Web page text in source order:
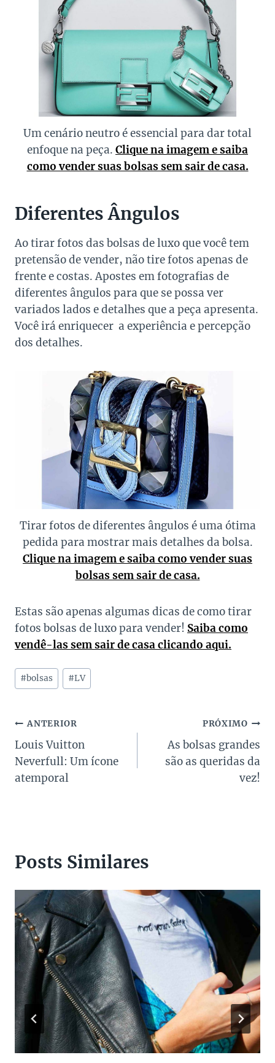
Um cenário neutro é essencial para dar total
enfoque na peça. Clique na imagem e saiba
como vender suas bolsas sem sair de casa.
Diferentes Ângulos
Ao tirar fotos das bolsas de luxo que você tem
pretensão de vender, não tire fotos apenas de
frente e costas. Apostes em fotografias de
diferentes ângulos para que se possa ver
variados lados e detalhes que a peça apresenta.
Você irá enriquecer a experiência e percepção
dos detalhes.
Tirar fotos de diferentes ângulos é uma ótima
pedida para mostrar mais detalhes da bolsa.
Clique na imagem e saiba como vender suas
bolsas sem sair de casa.
Estas são apenas algumas dicas de como tirar
fotos bolsas de luxo para vender! Saiba como
vendê-las sem sair de casa clicando aqui.
Tags
do
#bolsas #LV
Navegação
de
Post
ANTERIOR
Louis Vuitton
Neverfull: Um ícone
atemporal
PRÓXIMO
As bolsas grandes
são as queridas da
vez!
Posts Similares